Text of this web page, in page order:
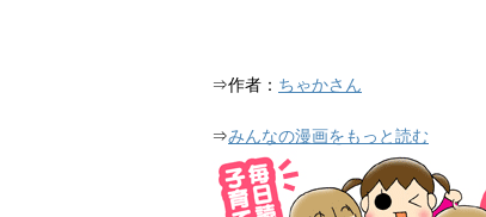
⇒作者： ちゃかさん
⇒みんなの漫画をもっと読む